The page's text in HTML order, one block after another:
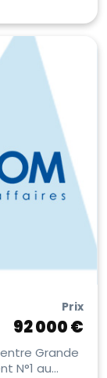
Prix
92 000 €
Grande
N°1 au